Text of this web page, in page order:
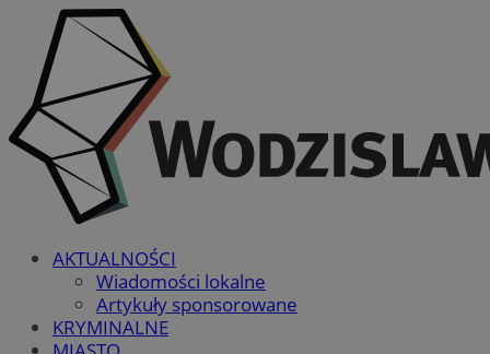
AKTUALNOŚCI
Wiadomości lokalne
Artykuły sponsorowane
KRYMINALNE